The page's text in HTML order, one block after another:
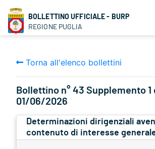
BOLLETTINO UFFICIALE - BURP
REGIONE PUGLIA
Torna all'elenco bollettini
Bollettino n° 43 Supplemento 1
01/06/2026
Determinazioni dirigenziali
contenuto di interesse